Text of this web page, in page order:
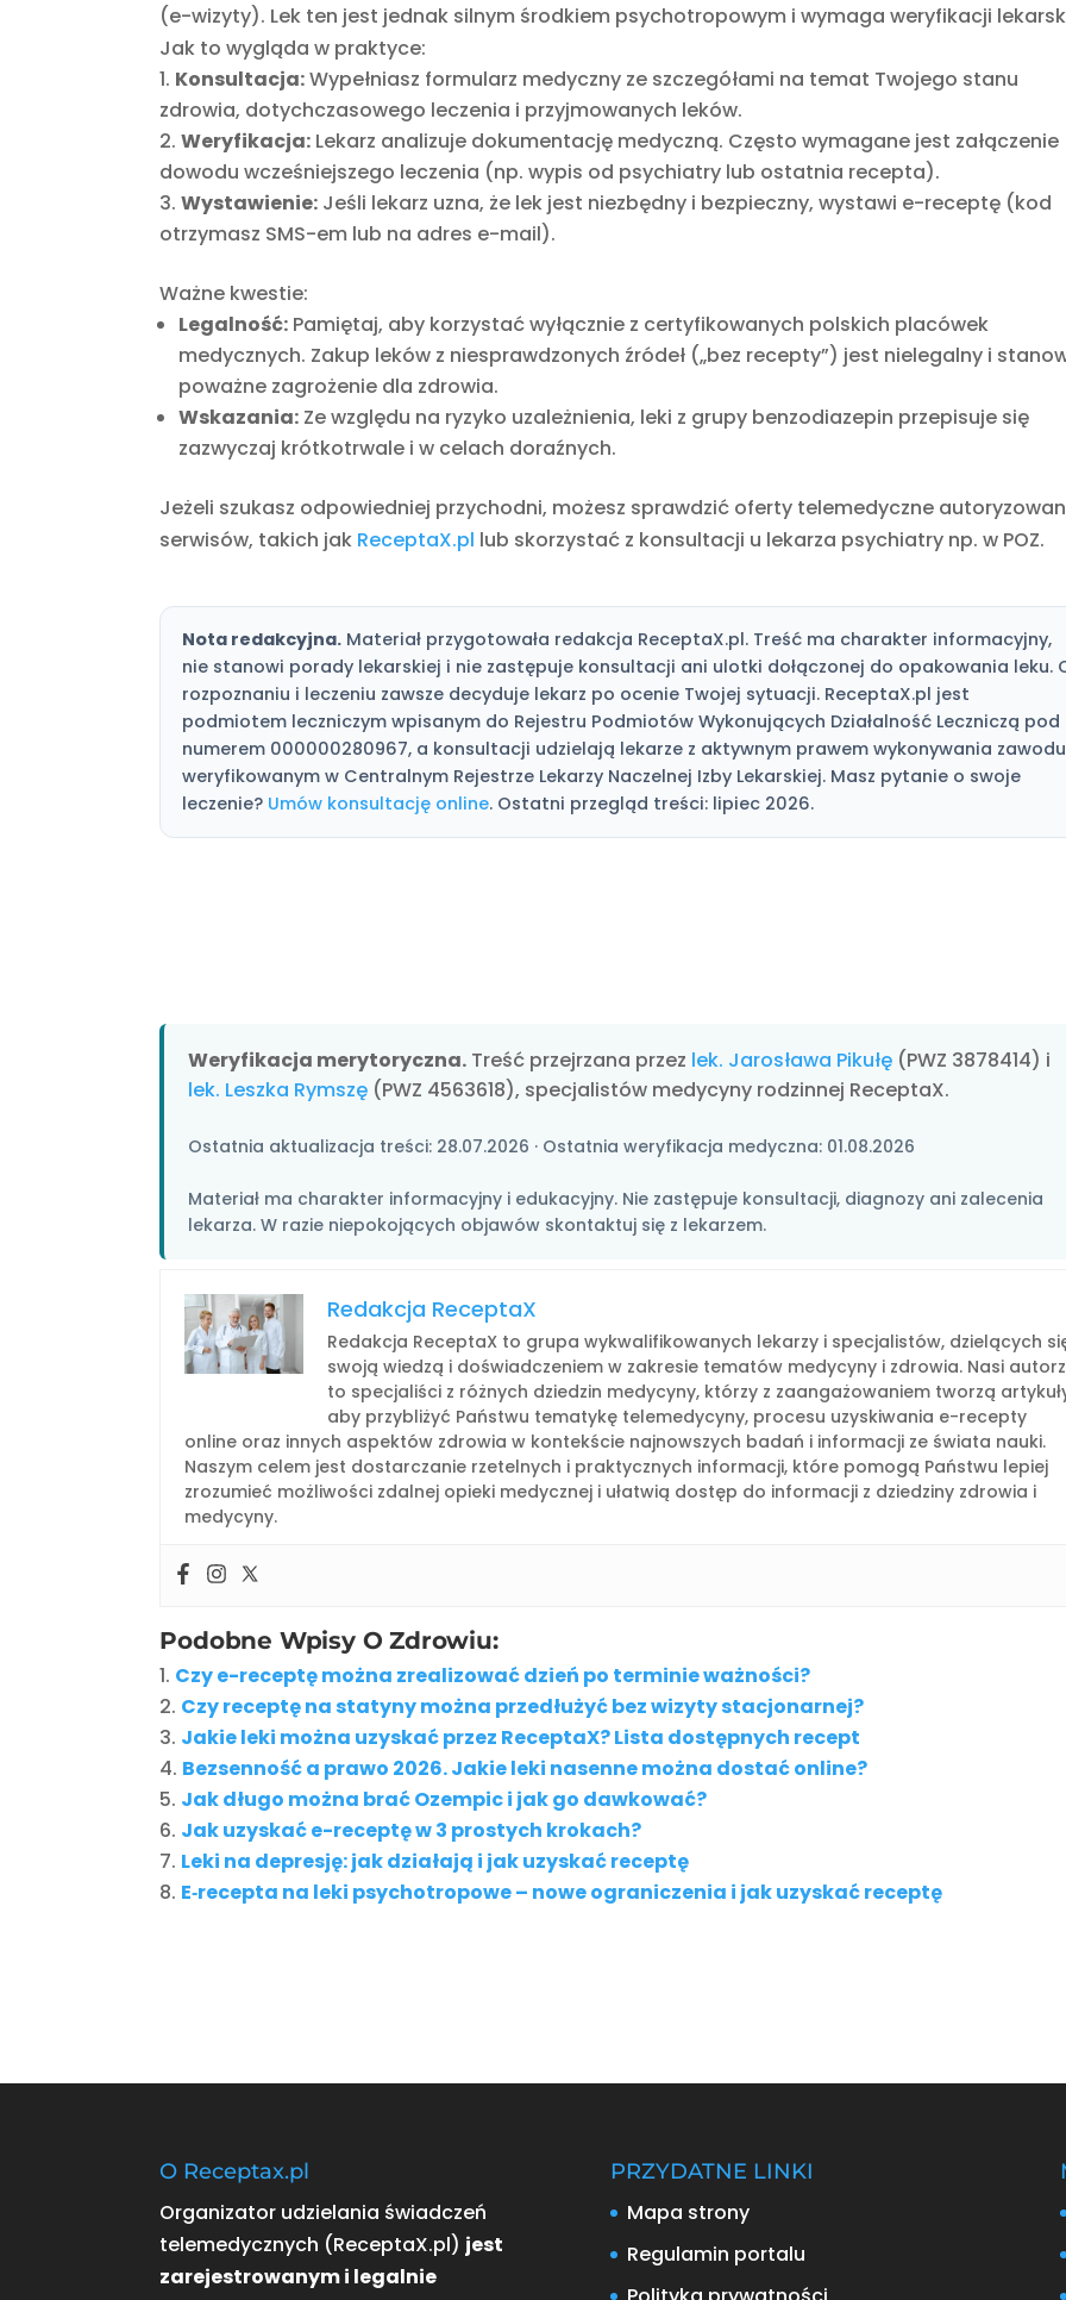
(e-wizyty). Lek ten jest jednak silnym środkiem psychotropowym i wymaga weryfikacji
Jak to wygląda w praktyce:
Konsultacja:Wypełniasz formularz medyczny ze szczegółami na temat Twojego stanu
zdrowia, dotychczasowego leczenia i przyjmowanych leków.
Weryfikacja: Lekarz analizuje dokumentację medyczną. Często wymagane jest załączenie
dowodu wcześniejszego leczenia (np. wypis od psychiatry lub ostatnia recepta).
Wystawienie: Jeśli lekarz uzna, że lek jest niezbędny i bezpieczny, wystawi e-receptę (kod
otrzymasz SMS-em lub na adres e-mail).
Ważne kwestie:
Legalność: Pamiętaj, aby korzystać wyłącznie z certyfikowanych polskich placówek
medycznych. Zakup leków z niesprawdzonych źródeł („bez recepty”) jest nielegalny i
poważne zagrożenie dla zdrowia.
Wskazania: Ze względu na ryzyko uzależnienia, leki z grupy benzodiazepin przepisuje się
zazwyczaj krótkotrwale i w celach doraźnych.
Jeżeli szukasz odpowiedniej przychodni, możesz sprawdzić oferty telemedyczne
serwisów, takich jak ReceptaX.pl lub skorzystać z konsultacji u lekarza psychiatry np. w POZ.
Nota redakcyjna. Materiał przygotowała redakcja ReceptaX.pl. Treść ma charakter informacyjny,
nie stanowi porady lekarskiej i nie zastępuje konsultacji ani ulotki dołączonej do opakowania leku.
rozpoznaniu i leczeniu zawsze decyduje lekarz po ocenie Twojej sytuacji. ReceptaX.pl jest
podmiotem leczniczym wpisanym do Rejestru Podmiotów Wykonujących Działalność Leczniczą pod
numerem 000000280967, a konsultacji udzielają lekarze z aktywnym prawem wykonywania
weryfikowanym w Centralnym Rejestrze Lekarzy Naczelnej Izby Lekarskiej. Masz pytanie o swoje
leczenie? Umów konsultację online. Ostatni przegląd treści: lipiec 2026.
Weryfikacja merytoryczna. Treść przejrzana przez lek. Jarosława Pikułę (PWZ 3878414) i
lek. Leszka Rymszę (PWZ 4563618), specjalistów medycyny rodzinnej ReceptaX.
Ostatnia aktualizacja treści: 28.07.2026 · Ostatnia weryfikacja medyczna: 01.08.2026
Materiał ma charakter informacyjny i edukacyjny. Nie zastępuje konsultacji, diagnozy ani zalecenia
lekarza. W razie niepokojących objawów skontaktuj się z lekarzem.
Redakcja ReceptaX
Redakcja ReceptaX to grupa wykwalifikowanych lekarzy i specjalistów, dzielących
swoją wiedzą i doświadczeniem w zakresie tematów medycyny i zdrowia. Nasi
to specjaliści z różnych dziedzin medycyny, którzy z zaangażowaniem tworzą
aby przybliżyć Państwu tematykę telemedycyny, procesu uzyskiwania e-recepty
online oraz innych aspektów zdrowia w kontekście najnowszych badań i informacji ze świata nauki.
Naszym celem jest dostarczanie rzetelnych i praktycznych informacji, które pomogą Państwu lepiej
zrozumieć możliwości zdalnej opieki medycznej i ułatwią dostęp do informacji z dziedziny zdrowia i
medycyny.
Podobne Wpisy O Zdrowiu:
Czy e-receptę można zrealizować dzień po terminie ważności?
Czy receptę na statyny można przedłużyć bez wizyty stacjonarnej?
Jakie leki można uzyskać przez ReceptaX? Lista dostępnych recept
Bezsenność a prawo 2026. Jakie leki nasenne można dostać online?
Jak długo można brać Ozempic i jak go dawkować?
Jak uzyskać e-receptę w 3 prostych krokach?
Leki na depresję: jak działają i jak uzyskać receptę
E‑recepta na leki psychotropowe – nowe ograniczenia i jak uzyskać receptę
O Receptax.pl
Organizator udzielania świadczeń
telemedycznych (ReceptaX.pl) jest
zarejestrowanym i legalnie
PRZYDATNE LINKI
Mapa strony
Regulamin portalu